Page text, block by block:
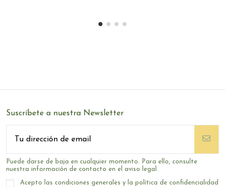
Suscríbete a nuestra Newsletter
Puede darse de baja en cualquier momento. Para ello, consulte
nuestra información de contacto en el aviso legal.
Acepto las condiciones generales y la política de confidencialidad